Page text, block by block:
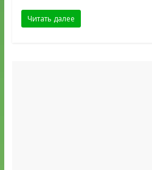
Читать далее